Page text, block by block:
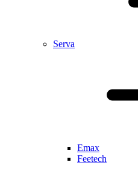
Serva
Emax
Feetech